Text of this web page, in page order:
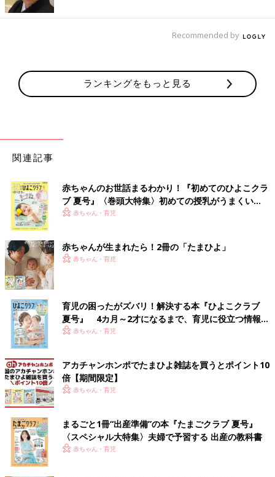
Recommended by
ランキングをもっと見る
関連記事
赤ちゃんのお世話まるわかり！『初めてのひよこクラ
ブ 夏号』〈巻頭大特集〉初めての授乳がうまくい
く！ おっぱい・ミルクの基本と夏のトラブル 解決テ
赤ちゃん・育児
赤ちゃんが生まれたら！2冊の「たまひよ」
赤ちゃん・育児
育児の困ったがズバリ！解決する本『ひよこクラブ
夏号』 4カ月～2才になるまで、育児に役立つ情報が
いっぱい！
赤ちゃん・育児
アカチャンホンポでたまひよ雑誌を買うとポイント10
倍【期間限定】
赤ちゃん・育児
まるごと1冊“出産準備”の本『たまごクラブ 夏号』
〈スペシャル大特集〉夫婦で予習する 出産の教科書
赤ちゃん・育児